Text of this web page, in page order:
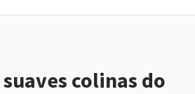
colinas do